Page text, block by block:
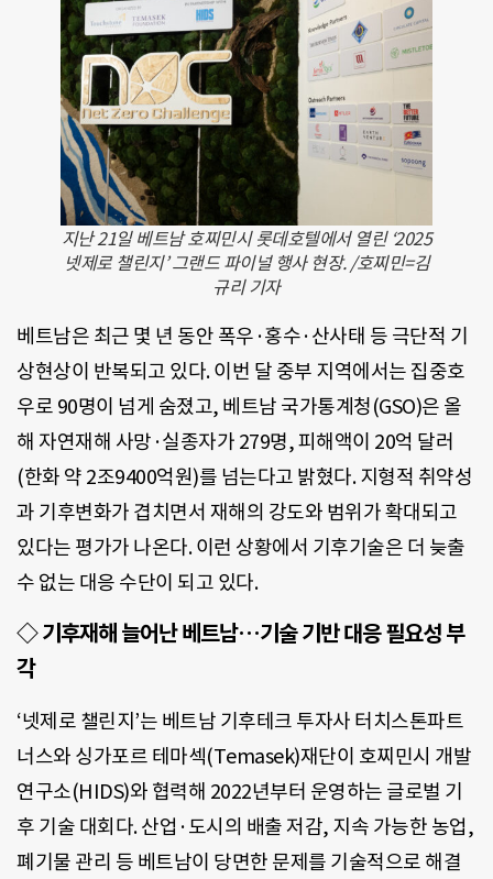
지난 21일 베트남 호찌민시 롯데호텔에서 열린 ‘2025
넷제로 챌린지’ 그랜드 파이널 행사 현장. /호찌민=김
규리 기자
베트남은 최근 몇 년 동안 폭우·홍수·산사태 등 극단적 기
상현상이 반복되고 있다. 이번 달 중부 지역에서는 집중호
우로 90명이 넘게 숨졌고, 베트남 국가통계청(GSO)은 올
해 자연재해 사망·실종자가 279명, 피해액이 20억 달러
(한화 약 2조9400억원)를 넘는다고 밝혔다. 지형적 취약성
과 기후변화가 겹치면서 재해의 강도와 범위가 확대되고
있다는 평가가 나온다. 이런 상황에서 기후기술은 더 늦출
수 없는 대응 수단이 되고 있다.
◇ 기후재해 늘어난 베트남…기술 기반 대응 필요성 부
각
‘넷제로 챌린지’는 베트남 기후테크 투자사 터치스톤파트
너스와 싱가포르 테마섹(Temasek)재단이 호찌민시 개발
연구소(HIDS)와 협력해 2022년부터 운영하는 글로벌 기
후 기술 대회다. 산업·도시의 배출 저감, 지속 가능한 농업,
폐기물 관리 등 베트남이 당면한 문제를 기술적으로 해결